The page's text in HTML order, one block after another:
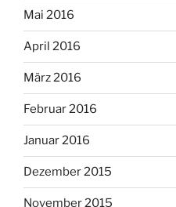
Mai 2016
April 2016
März 2016
Februar 2016
Januar 2016
Dezember 2015
November 2015